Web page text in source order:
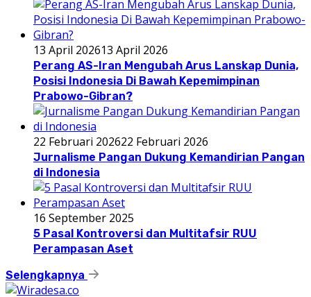
13 April 202613 April 2026
Perang AS-Iran Mengubah Arus Lanskap Dunia,
Posisi Indonesia Di Bawah Kepemimpinan
Prabowo-Gibran?
22 Februari 202622 Februari 2026
Jurnalisme Pangan Dukung Kemandirian Pangan
di Indonesia
16 September 2025
5 Pasal Kontroversi dan Multitafsir RUU
Perampasan Aset
Selengkapnya